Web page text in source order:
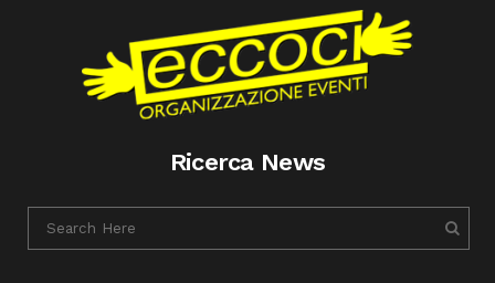
Ricerca News